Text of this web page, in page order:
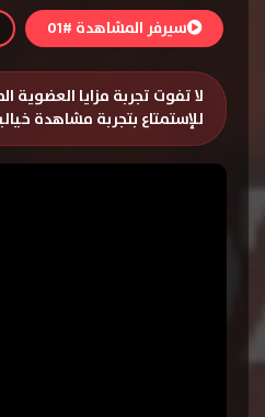
سيرفر المشاهدة #01
لا تفوت تجربة مزايا العضوية
للإستمتاع بتجربة مشاهدة